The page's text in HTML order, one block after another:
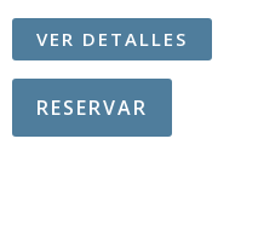
VER DETALLES
RESERVAR